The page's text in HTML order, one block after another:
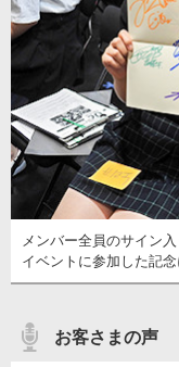
メンバー全員のサイン
イベントに参加した記
お客さまの声